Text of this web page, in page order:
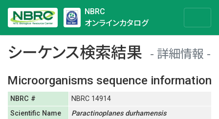
NBRC
オンラインカタログ
シーケンス検索結果
詳細情報
Microorganisms sequence information
NBRC #
NBRC 14914
Scientific Name
Paractinoplanes durhamensis